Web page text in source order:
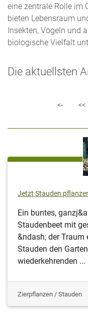
eine zentrale Rolle im
bieten Lebensraum
Insekten, Vögeln und
biologische Vielfalt
Die aktuellsten
<-First <<
Jetzt Stauden
Ein buntes,
Staudenbeet mit
&ndash; der Traum
Stauden den
wiederkehrenden ...
Zierpflanzen / Stauden